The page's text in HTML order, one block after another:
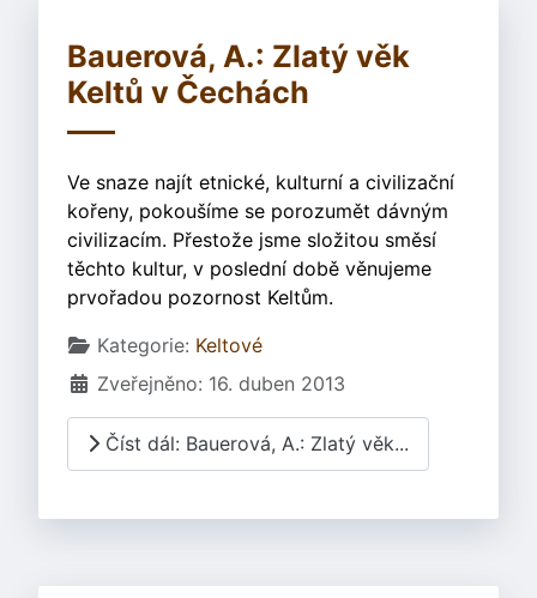
Bauerová, A.: Zlatý věk
Keltů v Čechách
Ve snaze najít etnické, kulturní a civilizační
kořeny, pokoušíme se porozumět dávným
civilizacím. Přestože jsme složitou směsí
těchto kultur, v poslední době věnujeme
prvořadou pozornost Keltům.
Základní údaje
Kategorie: Keltové
Zveřejněno: 16. duben 2013
Číst dál: Bauerová, A.: Zlatý věk...